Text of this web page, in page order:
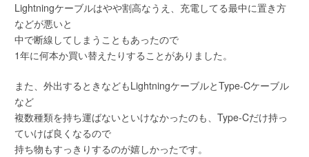
Lightningケーブルはやや割高なうえ、充電してる最中に置き方
などが悪いと
中で断線してしまうこともあったので
1年に何本か買い替えたりすることがありました。
また、外出するときなどもLightningケーブルとType-Cケーブル
など
複数種類を持ち運ばないといけなかったのも、Type-Cだけ持っ
ていけば良くなるので
持ち物もすっきりするのが嬉しかったです。